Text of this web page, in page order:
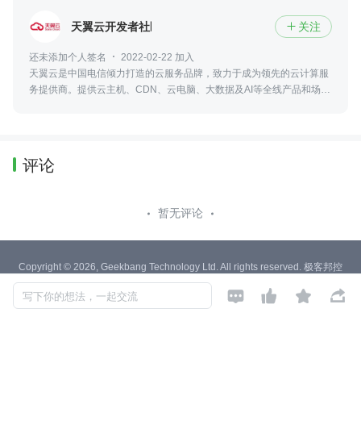
天翼云开发者社区  关注
还未添加个人签名
2022-02-22 加入
天翼云是中国电信倾力打造的云服务品牌，致力于成为领先的云计算服
务提供商。提供云主机、CDN、云电脑、大数据及AI等全线产品和场景
评论
暂无评论
写下你的想法，一起交流    
Copyright © 2026, Geekbang Technology Ltd. All rights reserved. 极客邦控
股（北京）有限公司
京 ICP 备 16027448 号 - 5
产品资质